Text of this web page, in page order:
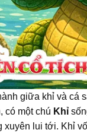
giữa khỉ và cá
có một chú Khỉ
xuyên lui tới. Khỉ